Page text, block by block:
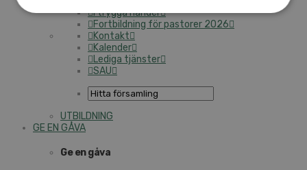
I trygga händer
Fortbildning för pastorer 2026
Kontakt
Kalender
Lediga tjänster
SAU
UTBILDNING
GE EN GÅVA
Ge en gåva